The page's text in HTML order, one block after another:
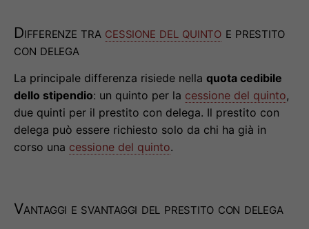
Differenze tra cessione del quintoe prestito
con delega
La principale differenza risiede nella quota cedibile
dello stipendio: un quinto per la cessione del quinto,
due quinti per il prestito con delega. Il prestito con
delega può essere richiesto solo da chi ha già in
corso una cessione del quinto.
Vantaggi e svantaggi del prestito con delega